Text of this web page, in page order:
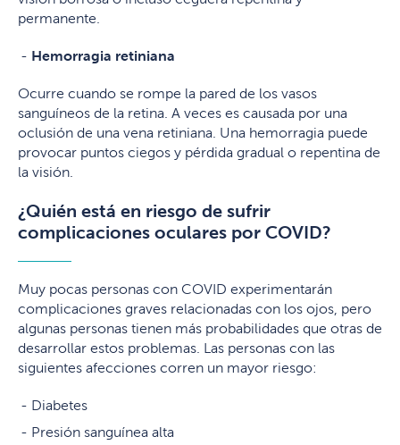
permanente.
Hemorragia retiniana
Ocurre cuando se rompe la pared de los vasos
sanguíneos de la retina. A veces es causada por una
oclusión de una vena retiniana. Una hemorragia puede
provocar puntos ciegos y pérdida gradual o repentina de
la visión.
¿Quién está en riesgo de sufrir
complicaciones oculares por COVID?
Muy pocas personas con COVID experimentarán
complicaciones graves relacionadas con los ojos, pero
algunas personas tienen más probabilidades que otras de
desarrollar estos problemas. Las personas con las
siguientes afecciones corren un mayor riesgo:
Diabetes
Presión sanguínea alta